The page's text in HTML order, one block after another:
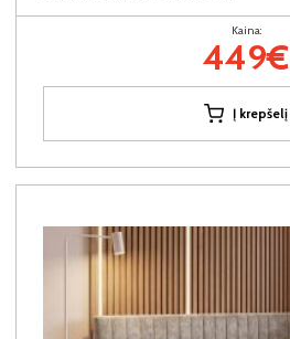
Kaina:
449€
Į krepšelį